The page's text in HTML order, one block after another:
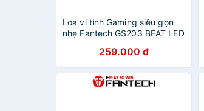
Loa vi tính Gaming siêu gọn
nhẹ Fantech GS203 BEAT LED
Phân Phân Phối Chính Thức
259.000 đ